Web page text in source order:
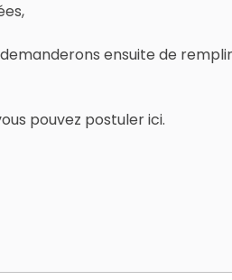
ensuite de
pouvez postuler ici.